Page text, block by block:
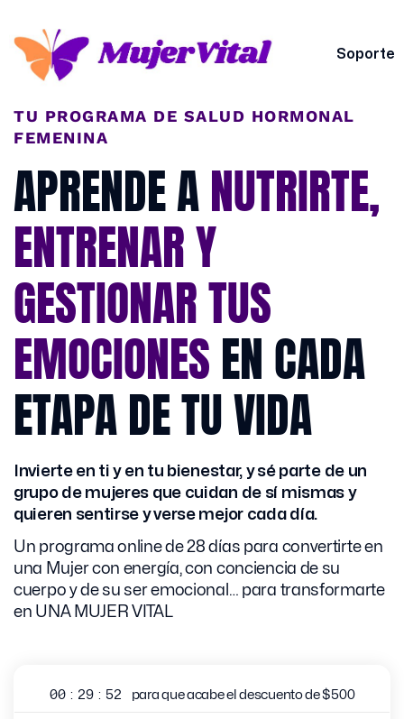
Soporte
TU PROGRAMA DE SALUD HORMONAL
FEMENINA
APRENDE ANUTRIRTE,
ENTRENAR Y
GESTIONAR TUS
EMOCIONESEN CADA
ETAPA DE TU VIDA
Invierte en ti y en tu bienestar, y sé parte de un
grupo de mujeres que cuidan de sí mismas y
quieren sentirse y verse mejor cada día.
Un programa online de 28 días para convertirte en
una Mujer con energía, con conciencia de su
cuerpo y de su ser emocional… para transformarte
en UNA MUJER VITAL
00 : 29 : 51 para que acabe el descuento de $500